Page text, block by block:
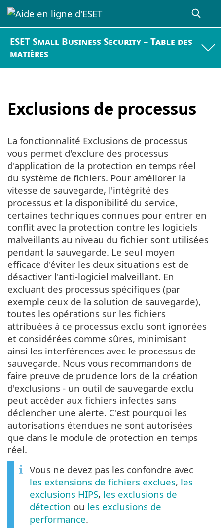
ESET Small Business Security – Table des
matières
Exclusions de processus
La fonctionnalité Exclusions de processus
vous permet d'exclure des processus
d'application de la protection en temps réel
du système de fichiers. Pour améliorer la
vitesse de sauvegarde, l'intégrité des
processus et la disponibilité du service,
certaines techniques connues pour entrer en
conflit avec la protection contre les logiciels
malveillants au niveau du fichier sont utilisées
pendant la sauvegarde. Le seul moyen
efficace d'éviter les deux situations est de
désactiver l'anti-logiciel malveillant. En
excluant des processus spécifiques (par
exemple ceux de la solution de sauvegarde),
toutes les opérations sur les fichiers
attribuées à ce processus exclu sont ignorées
et considérées comme sûres, minimisant
ainsi les interférences avec le processus de
sauvegarde. Nous vous recommandons de
faire preuve de prudence lors de la création
d'exclusions - un outil de sauvegarde exclu
peut accéder aux fichiers infectés sans
déclencher une alerte. C'est pourquoi les
autorisations étendues ne sont autorisées
que dans le module de protection en temps
réel.
Vous ne devez pas les confondre avec
les extensions de fichiers exclues, les
exclusions HIPS, les exclusions de
détection ou les exclusions de
performance.